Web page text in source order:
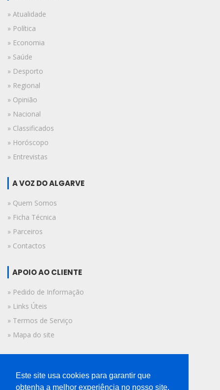
» Atualidade
» Política
» Economia
» Saúde
» Desporto
» Regional
» Opinião
» Nacional
» Classificados
» Horóscopo
» Entrevistas
A VOZ DO ALGARVE
» Quem Somos
» Ficha Técnica
» Parceiros
» Contactos
APOIO AO CLIENTE
» Pedido de Informação
» Links Úteis
» Termos de Serviço
» Mapa do site
© 2019 A Voz do Algarve.
Este site usa cookies para garantir que
obtenha a melhor experiência no nosso site.